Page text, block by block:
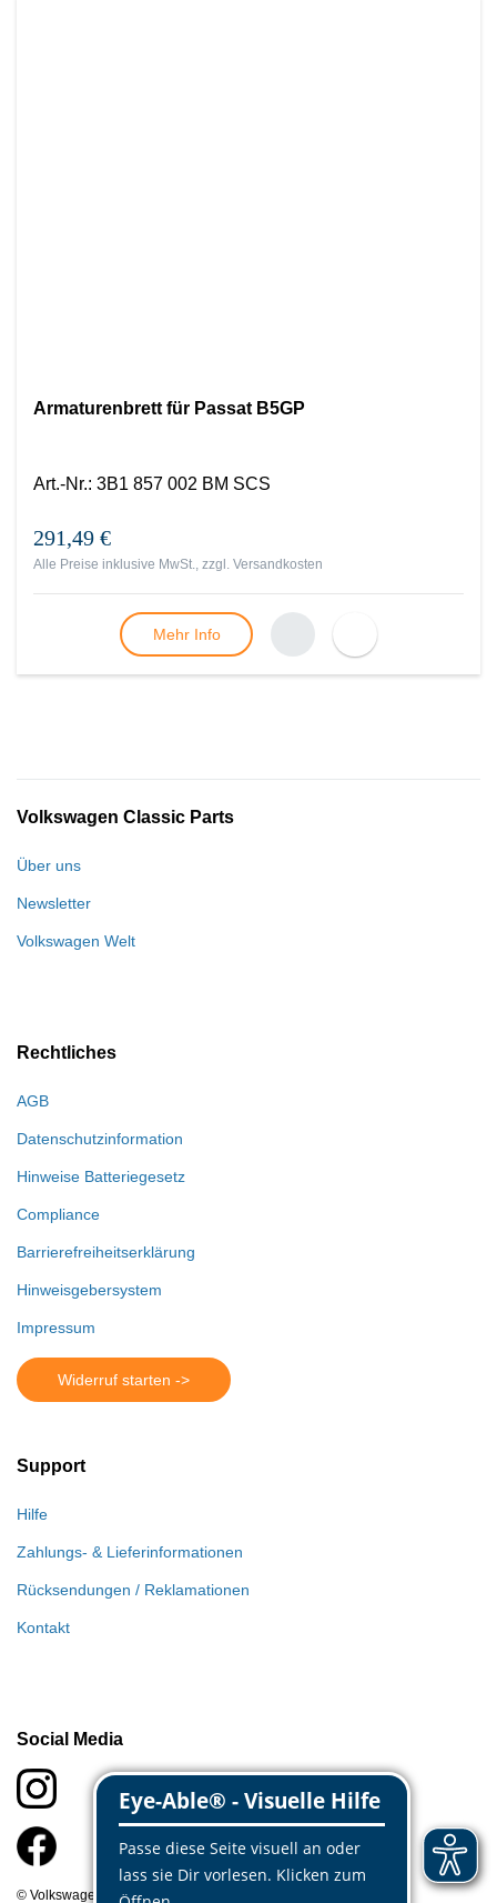
Armaturenbrett für Passat B5GP
Art.-Nr.: 3B1 857 002 BM SCS
291,49 €
Alle Preise inklusive MwSt., zzgl. Versandkosten
Mehr Info
Volkswagen Classic Parts
Über uns
Newsletter
Volkswagen Welt
Rechtliches
AGB
Datenschutzinformation
Hinweise Batteriegesetz
Compliance
Barrierefreiheitserklärung
Hinweisgebersystem
Impressum
Widerruf starten ->
Support
Hilfe
Zahlungs- & Lieferinformationen
Rücksendungen / Reklamationen
Kontakt
Social Media
© Volkswagen Classic Parts 2026